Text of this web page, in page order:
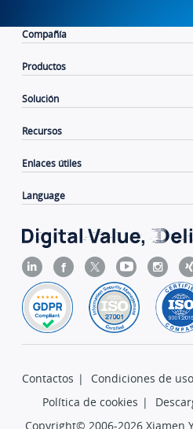
Compañía
Productos
Solución
Recursos
Enlaces útiles
Language
Contactos | Condiciones de uso
Política de cookies |
Copyright© 2006-2026 Xiamen